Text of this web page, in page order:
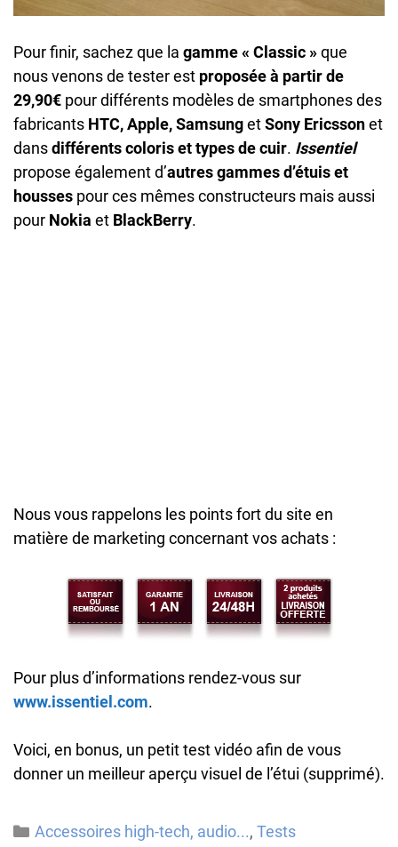
Pour finir, sachez que la gamme « Classic »que
nous venons de tester est proposée à partir de
29,90€ pour différents modèles de smartphones des
fabricants HTC, Apple, SamsungetSony Ericssonet
dansdifférents coloris et types de cuir. Issentiel
propose également d’autres gammes d’étuis et
housses pour ces mêmes constructeurs mais aussi
pour Nokia et BlackBerry.
Nous vous rappelons les points fort du site en
matière de marketing concernant vos achats :
Pour plus d’informations rendez-vous sur
www.issentiel.com.
Voici, en bonus, un petit test vidéo afin de vous
donner un meilleur aperçu visuel de l’étui (supprimé).
Catégories
Accessoires high-tech, audio..., Tests